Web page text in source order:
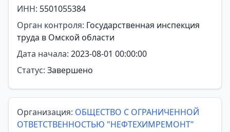
ИНН: 5501055384
Орган контроля: Государственная инспекция
труда в Омской области
Дата начала: 2023-08-01 00:00:00
Статус: Завершено
Организация: ОБЩЕСТВО С ОГРАНИЧЕННОЙ
ОТВЕТСТВЕННОСТЬЮ "НЕФТЕХИМРЕМОНТ"